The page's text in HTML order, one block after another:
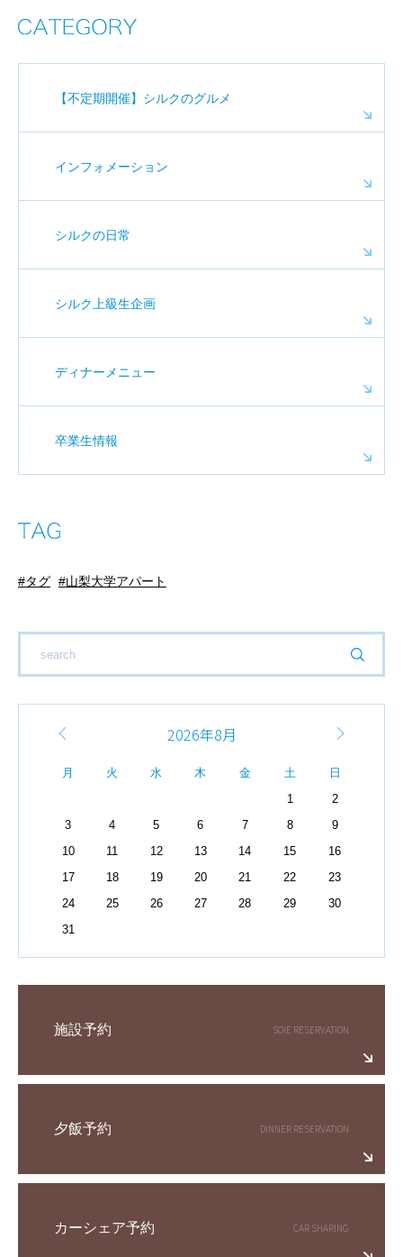
【不定期開催】シルクのグルメ
インフォメーション
シルクの日常
シルク上級生企画
ディナーメニュー
卒業生情報
タグ 山梨大学アパート
2026年8月
月 火 水 木 金 土
日
1
2
3
4 5 6 7 8
9
10
11 12 13 14 15
16
17
18 19 20 21 22
23
24
25 26 27 28 29
30
31
施設予約
夕飯予約
カーシェア予約